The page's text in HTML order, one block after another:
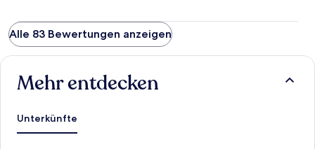
Alle 83 Bewertungen anzeigen
Mehr entdecken
Unterkünfte